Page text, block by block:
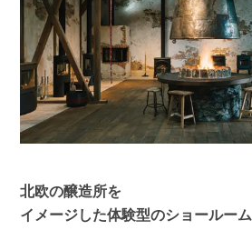
北欧の醸造所を
イメージした体験型のショールーム